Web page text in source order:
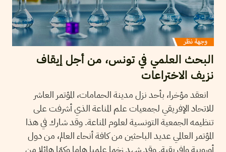
البحث العلمي في تونس، من أجل إيقاف
نزيف الاختراعات
انعقد مؤخرا، بأحد نزل مدينة الحمامات، المؤتمر العاشر
للاتحاد الإفريقي لجمعيات علم المناعة الذي أشرفت على
تنظيمه الجمعية التونسية لعلوم المناعة. وقد شارك في هذا
المؤتمر العالمي عديد الباحثين من كافة أنحاء العالم، من دول